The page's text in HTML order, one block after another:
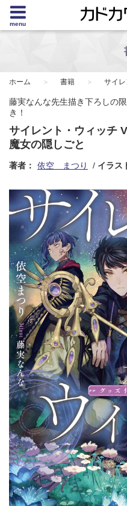
menu
ホーム 書籍 サイ
藤実なんな先生描き下ろしの
き！
サイレント・ウィッチ
魔女の隠しごと
著者： 依空 まつり イラス